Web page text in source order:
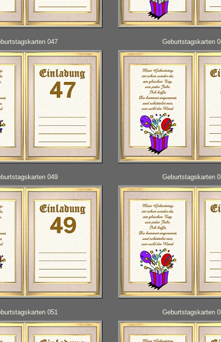
047 Geburtstagskarten
049 Geburtstagskarten
051 Geburtstagskarten